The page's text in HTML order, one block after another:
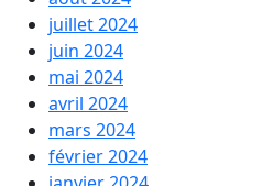
juillet 2024
juin 2024
mai 2024
avril 2024
mars 2024
février 2024